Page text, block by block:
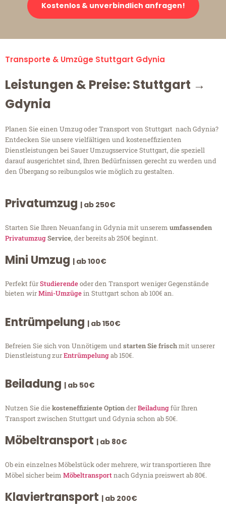
Kostenlos & unverbindlich anfragen!
Transporte & Umzüge Stuttgart Gdynia
Leistungen & Preise: Stuttgart →
Gdynia
Planen Sie einen Umzug oder Transport von Stuttgart nach Gdynia?
Entdecken Sie unsere vielfältigen und kosteneffizienten
Dienstleistungen bei Sauer Umzugsservice Stuttgart, die speziell
darauf ausgerichtet sind, Ihren Bedürfnissen gerecht zu werden und
den Übergang so reibungslos wie möglich zu gestalten.
Privatumzug | ab 250€
Starten Sie Ihren Neuanfang in Gdynia mit unserem umfassenden
PrivatumzugService, der bereits ab 250€ beginnt.
Mini Umzug | ab 100€
Perfekt fürStudierendeoder den Transport weniger Gegenstände
bieten wirMini-Umzügein Stuttgart schon ab 100€ an.
Entrümpelung | ab 150€
Befreien Sie sich von Unnötigem undstarten Sie frischmit unserer
Dienstleistung zurEntrümpelungab 150€.
Beiladung | ab 50€
Nutzen Sie diekosteneffiziente OptionderBeiladungfür Ihren
Transport zwischen Stuttgart und Gdynia schon ab 50€.
Möbeltransport | ab 80€
Ob ein einzelnes Möbelstück oder mehrere, wir transportieren Ihre
Möbel sicher beim Möbeltransportnach Gdynia preiswert ab 80€.
Klaviertransport | ab 200€